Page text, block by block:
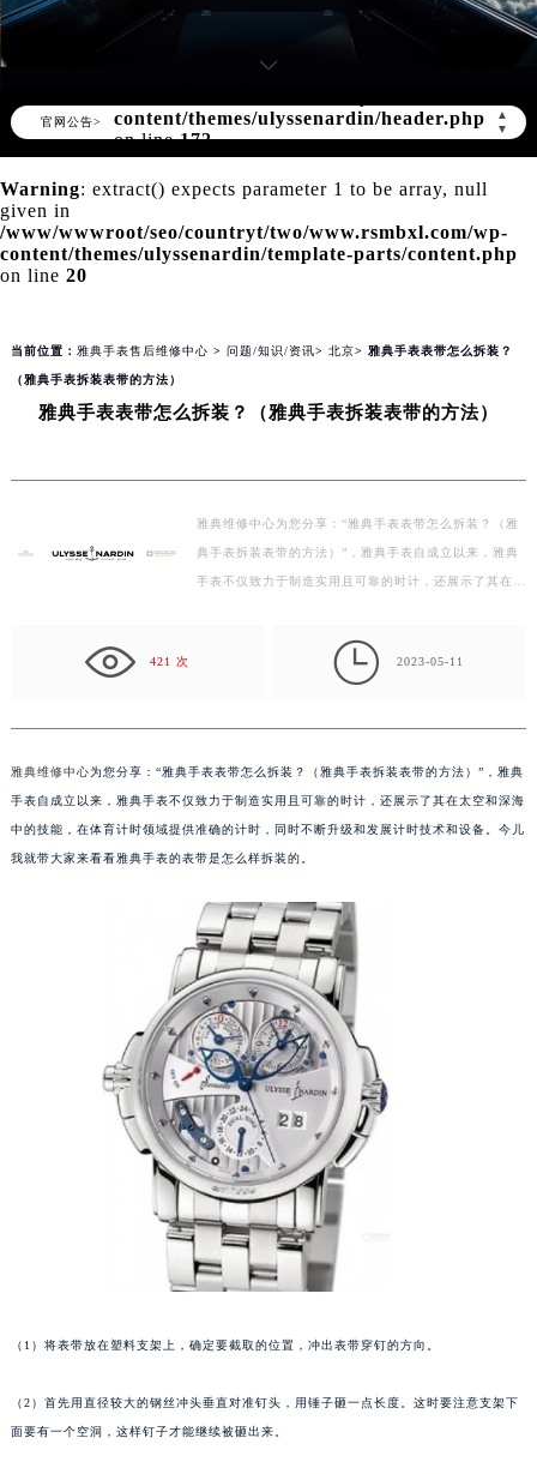
官网公告>
▲
▼
content/themes/ulyssenardin/header.php
on line172
Warning: extract() expects parameter 1 to be array, null
given in
/www/wwwroot/seo/countryt/two/www.rsmbxl.com/wp-
content/themes/ulyssenardin/template-parts/content.php
on line 20
当前位置： 雅典手表售后维修中心 > 问题/知识/资讯> 北京> 雅典手表表带怎么拆装？
（雅典手表拆装表带的方法）
雅典手表表带怎么拆装？（雅典手表拆装表带的方法）
雅典维修中心为您分享：“雅典手表表带怎么拆装？（雅
典手表拆装表带的方法）”，雅典手表自成立以来，雅典
手表不仅致力于制造实用且可靠的时计，还展示了其在太
421 次  2023-05-11
雅典维修中心为您分享：“雅典手表表带怎么拆装？（雅典手表拆装表带的方法）”，雅典
手表自成立以来，雅典手表不仅致力于制造实用且可靠的时计，还展示了其在太空和深海
中的技能，在体育计时领域提供准确的计时，同时不断升级和发展计时技术和设备。今儿
我就带大家来看看雅典手表的表带是怎么样拆装的。
（1）将表带放在塑料支架上，确定要截取的位置，冲出表带穿钉的方向。
（2）首先用直径较大的钢丝冲头垂直对准钉头，用锤子砸一点长度。这时要注意支架下
面要有一个空洞，这样钉子才能继续被砸出来。